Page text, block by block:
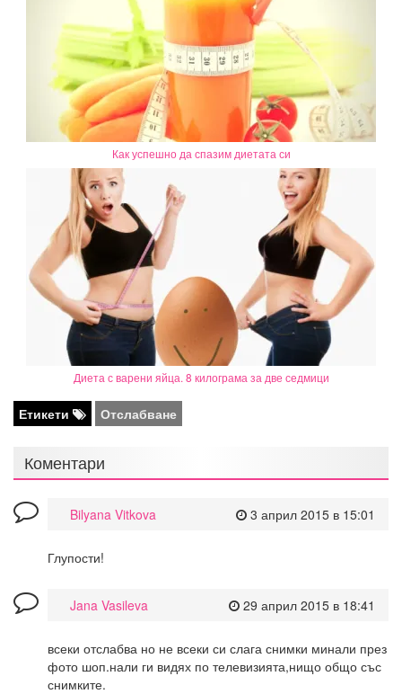
Как успешно да спазим диетата си
Диета с варени яйца. 8 килограма за две седмици
Етикети Отслабване
Коментари
3 април 2015 в 15:01
Bilyana Vitkova
Глупости!
29 април 2015 в 18:41
Jana Vasileva
всеки отслабва но не всеки си слага снимки минали през
фото шоп.нали ги видях по телевизията,нищо общо със
снимките.